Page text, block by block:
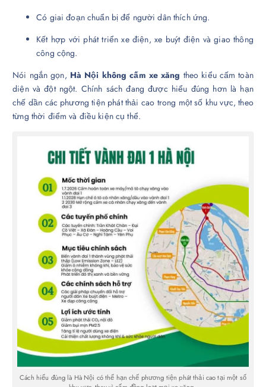
Có giai đoạn chuẩn bị để người dân thích ứng.
Kết hợp với phát triển xe điện, xe buýt điện và giao thông
công cộng.
Nói ngắn gọn, Hà Nội không cấm xe xăng theo kiểu cấm toàn
diện và đột ngột. Chính sách đang được hiểu đúng hơn là hạn
chế dần các phương tiện phát thải cao trong một số khu vực, theo
từng thời điểm và điều kiện cụ thể.
Cách hiểu đúng là Hà Nội có thể hạn chế phương tiện phát thải cao tại một số